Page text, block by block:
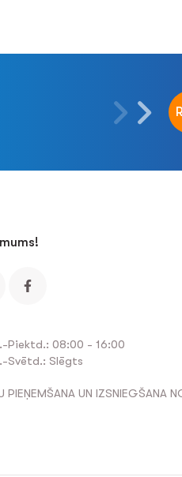
Piektd.: 08:00 - 16:00
Svētd.: Slēgts
PIEŅEMŠANA UN IZSNIEGŠANA